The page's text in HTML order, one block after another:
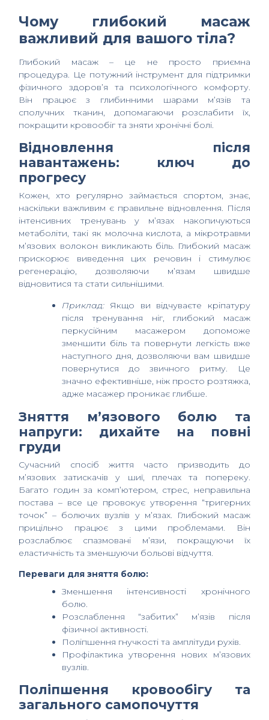
Чому глибокий масаж
важливий для вашого тіла?
Глибокий масаж – це не просто приємна
процедура. Це потужний інструмент для підтримки
фізичного здоров’я та психологічного комфорту.
Він працює з глибинними шарами м’язів та
сполучних тканин, допомагаючи розслабити їх,
покращити кровообіг та зняти хронічні болі.
Відновлення після
навантажень: ключ до
прогресу
Кожен, хто регулярно займається спортом, знає,
наскільки важливим є правильне відновлення. Після
інтенсивних тренувань у м’язах накопичуються
метаболіти, такі як молочна кислота, а мікротравми
м’язових волокон викликають біль. Глибокий масаж
прискорює виведення цих речовин і стимулює
регенерацію, дозволяючи м’язам швидше
відновитися та стати сильнішими.
Приклад:Якщо ви відчуваєте кріпатуру
після тренування ніг, глибокий масаж
перкусійним масажером допоможе
зменшити біль та повернути легкість вже
наступного дня, дозволяючи вам швидше
повернутися до звичного ритму. Це
значно ефективніше, ніж просто розтяжка,
адже масажер проникає глибше.
Зняття м’язового болю та
напруги: дихайте на повні
груди
Сучасний спосіб життя часто призводить до
м’язових затискачів у шиї, плечах та попереку.
Багато годин за комп’ютером, стрес, неправильна
постава – все це провокує утворення “тригерних
точок” – болючих вузлів у м’язах. Глибокий масаж
прицільно працює з цими проблемами. Він
розслаблює спазмовані м’язи, покращуючи їх
еластичність та зменшуючи больові відчуття.
Переваги для зняття болю:
Зменшення інтенсивності хронічного
болю.
Розслаблення “забитих” м’язів після
фізичної активності.
Поліпшення гнучкості та амплітуди рухів.
Профілактика утворення нових м’язових
вузлів.
Поліпшення кровообігу та
загального самопочуття